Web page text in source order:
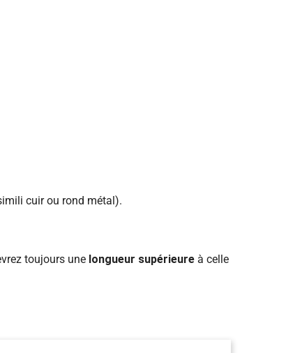
cuir ou rond métal).
toujours une longueur supérieure à celle